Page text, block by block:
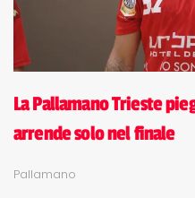
La Pallamano Trieste
arrende solo nel finale
Pallamano